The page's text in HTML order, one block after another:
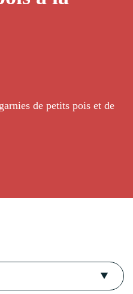
de petits pois et de